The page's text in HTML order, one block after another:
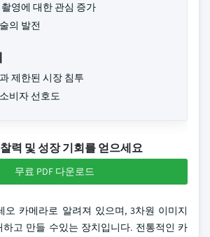
영에 대한 관심 증가
의 발전
제한된 시장 침투
비자 선호도
력 및 성장 기회를 얻으세요
무료 PDF 다운로드
오 카메라로 알려져 있으며, 3차원 이미지
고 만들 수있는 장치입니다. 전통적인 카